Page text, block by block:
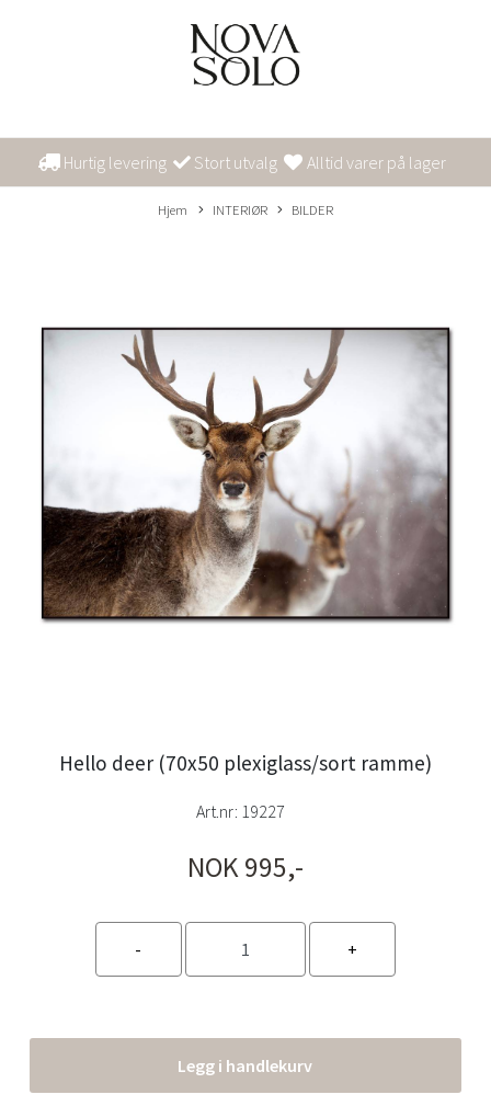
Hurtig levering Stort utvalg Alltid varer på lager
Hjem INTERIØR BILDER
Hello deer (70x50 plexiglass/sort ramme)
Art.nr: 19227
NOK 995,-
Legg i handlekurv